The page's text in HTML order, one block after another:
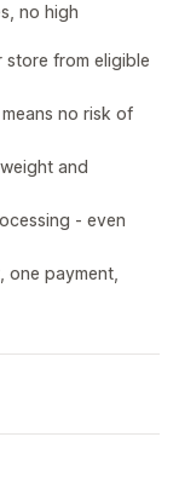
no high
from eligible
no risk of
and
- even
one payment,